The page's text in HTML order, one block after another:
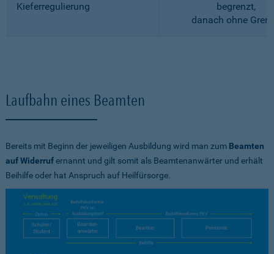
Kieferregulierung
begrenzt,
danach ohne
Laufbahn eines Beamten
Bereits mit Beginn der jeweiligen Ausbildung wird man zum Beamten
auf Widerrufernannt und gilt somit als Beamtenanwärter und erhält
Beihilfe oder hat Anspruch auf Heilfürsorge.